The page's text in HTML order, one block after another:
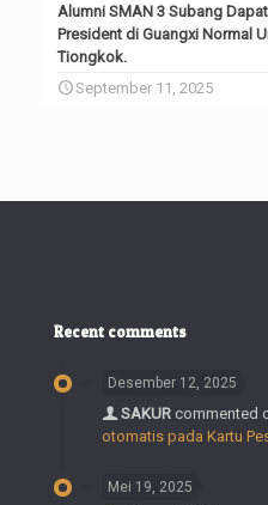
Alumni SMAN 3 Subang
President di Guangxi Normal
Tiongkok.
September 11, 2025
Recent comments
Desember 12, 2025
SAKUR commented
otomatis pada Kartu
Mei 19, 2025